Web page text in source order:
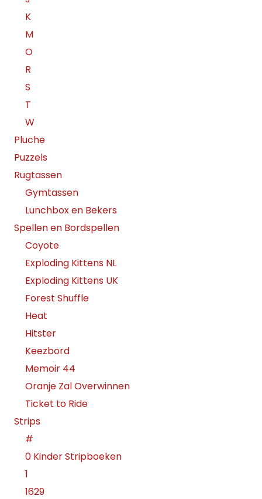
K
M
O
R
S
T
W
Pluche
Puzzels
Rugtassen
Gymtassen
Lunchbox en Bekers
Spellen en Bordspellen
Coyote
Exploding Kittens NL
Exploding Kittens UK
Forest Shuffle
Heat
Hitster
Keezbord
Memoir 44
Oranje Zal Overwinnen
Ticket to Ride
Strips
#
0 Kinder Stripboeken
1
1629